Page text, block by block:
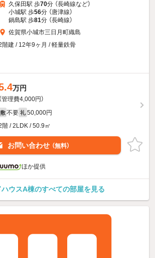
久保田駅 歩70分 （長崎線など）
小城駅 歩56分 （唐津線）
鍋島駅 歩81分 （長崎線）
佐賀県小城市三日月町織島
階建 / 12年9ヶ月 / 軽量鉄骨
万円
（管理費4,000円）
敷 不要 礼 50,000円
階 / 2LDK / 50.9㎡
お問い合わせ （無料）
ほか提供
ウスA棟のすべての部屋を見る